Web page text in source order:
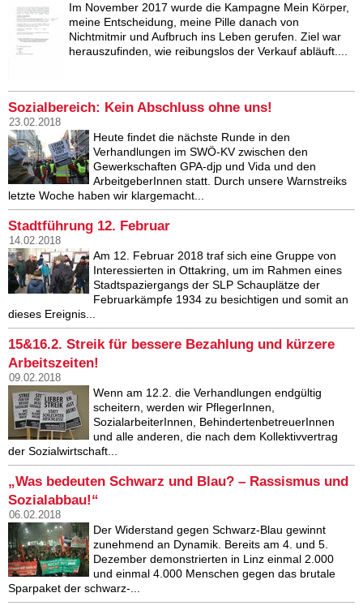
Im November 2017 wurde die Kampagne Mein Körper,
meine Entscheidung, meine Pille danach von
Nichtmitmir und Aufbruch ins Leben gerufen. Ziel war
herauszufinden, wie reibungslos der Verkauf abläuft....
Sozialbereich: Kein Abschluss ohne uns!
23.02.2018
Heute findet die nächste Runde in den
Verhandlungen im SWÖ-KV zwischen den
Gewerkschaften GPA-djp und Vida und den
ArbeitgeberInnen statt. Durch unsere Warnstreiks
letzte Woche haben wir klargemacht...
Stadtführung 12. Februar
14.02.2018
Am 12. Februar 2018 traf sich eine Gruppe von
Interessierten in Ottakring, um im Rahmen eines
Stadtspaziergangs der SLP Schauplätze der
Februarkämpfe 1934 zu besichtigen und somit an
dieses Ereignis...
15&16.2. Streik für bessere Bezahlung und kürzere
Arbeitszeiten!
09.02.2018
Wenn am 12.2. die Verhandlungen endgültig
scheitern, werden wir PflegerInnen,
SozialarbeiterIn­nen, BehindertenbetreuerInnen
und alle anderen, die nach dem Kollektivvertrag
der Sozialwirtschaft...
„Was bedeuten Schwarz und Blau? – Rassismus und
Sozialabbau!“
06.02.2018
Der Widerstand gegen Schwarz-Blau gewinnt
zunehmend an Dynamik. Bereits am 4. und 5.
Dezember demonstrierten in Linz einmal 2.000
und einmal 4.000 Menschen gegen das brutale
Sparpaket der schwarz-...